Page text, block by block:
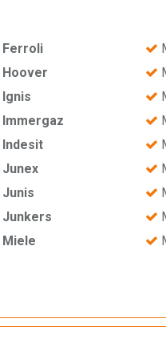
Ferroli
Hoover
Ignis
Immergaz
Indesit
Junex
Junis
Junkers
Miele